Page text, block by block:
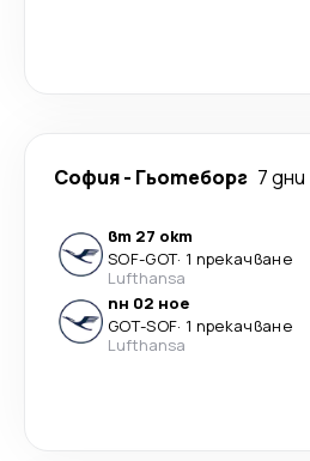
София- Гьотеборг 7 дни
вт 27 окт
SOF-GOT· 1 прекачване
Lufthansa
пн 02 ное
GOT-SOF· 1 прекачване
Lufthansa